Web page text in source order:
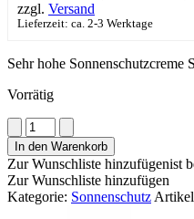
zzgl. Versand
Lieferzeit: ca. 2-3 Werktage
Sehr hohe Sonnenschutzcreme
Vorrätig
Bioderma
Photoderm
Max
Creme
SPF
50+
In den Warenkorb
Zur Wunschliste hinzufügenist
Zur Wunschliste hinzufügen
Kategorie: Sonnenschutz